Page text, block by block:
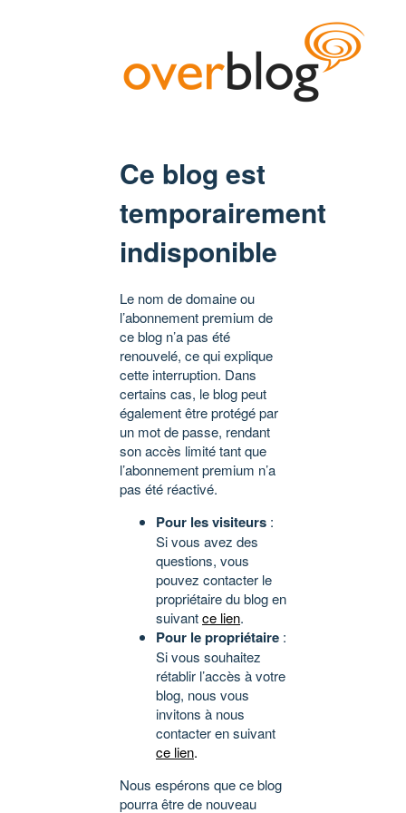
Ce blog est
temporairement
indisponible
Le nom de domaine ou
l’abonnement premium de
ce blog n’a pas été
renouvelé, ce qui explique
cette interruption. Dans
certains cas, le blog peut
également être protégé par
un mot de passe, rendant
son accès limité tant que
l’abonnement premium n’a
pas été réactivé.
Pour les visiteurs :
Si vous avez des
questions, vous
pouvez contacter le
propriétaire du blog en
suivantce lien.
Pour le propriétaire :
Si vous souhaitez
rétablir l’accès à votre
blog, nous vous
invitons à nous
contacter en suivant
ce lien.
Nous espérons que ce blog
pourra être de nouveau